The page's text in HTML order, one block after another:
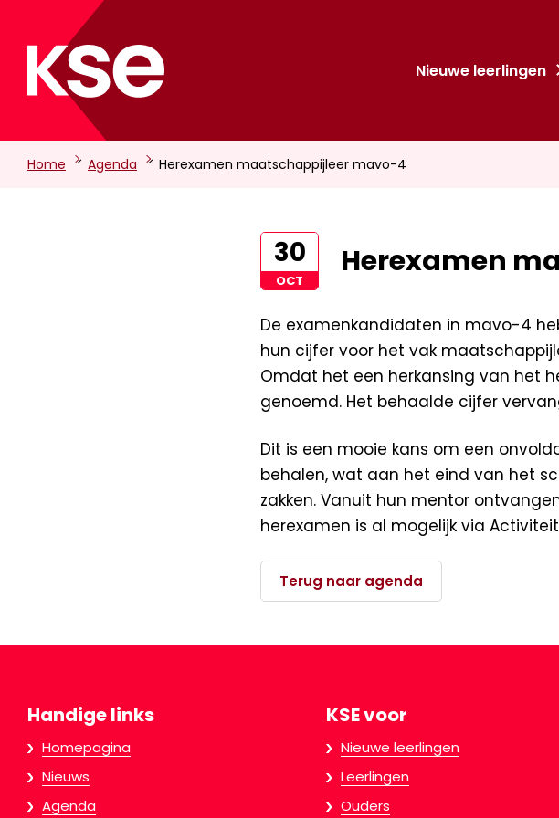
Nieuwe leerlingen
Home -Agenda -Herexamen maatschappijleer mavo-4
30
OCT
Herexamen
De examenkandidaten in mavo-4
hun cijfer voor het vak
Omdat het een herkansing van het
genoemd. Het behaalde cijfer
Dit is een mooie kans om een
behalen, wat aan het eind van het
zakken. Vanuit hun mentor
herexamen is al mogelijk via
Terug naar agenda
Handige links
Homepagina
Nieuws
Agenda
KSE voor
Nieuwe leerlingen
Leerlingen
Ouders